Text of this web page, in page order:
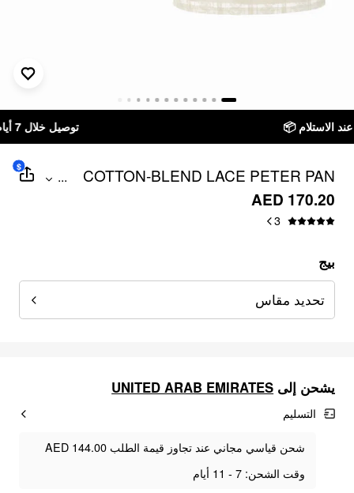
COTTON-BLEND LACE PETER PAN
COLLAR TOP & MID RISE MINI SKIRT
SET
...
AED 170.20
3
$
بيج
تحديد مقاس
يشحن إلى UNITED ARAB EMIRATES
التسليم
شحن قياسي مجاني عند تجاوز قيمة الطلب AED 144.00
وقت الشحن: 7 - 11 أيام